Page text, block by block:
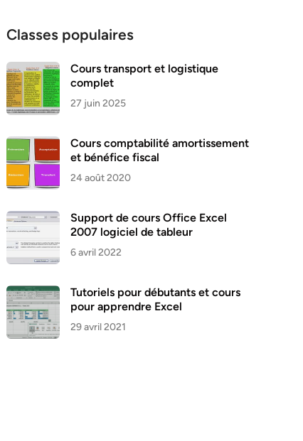
Classes populaires
Cours transport et logistique
complet
27 juin 2025
Cours comptabilité amortissement
et bénéfice fiscal
24 août 2020
Support de cours Office Excel
2007 logiciel de tableur
6 avril 2022
Tutoriels pour débutants et cours
pour apprendre Excel
29 avril 2021